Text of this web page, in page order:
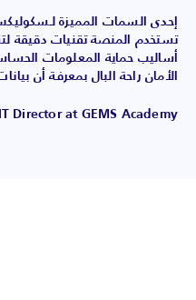
إحدى السمات المميزة
تستخدم المنصة تقنيات دقيقة
أساليب حماية المعلومات
الأمان راحة البال بمعرفة أن
Director at GEMS Academy